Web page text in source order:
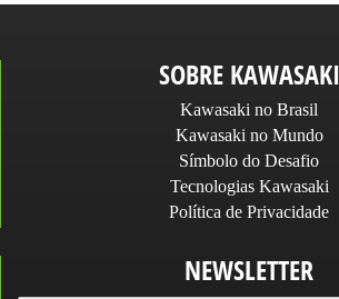
SOBRE KAWASAKI
Kawasaki no Brasil
Kawasaki no Mundo
Símbolo do Desafio
Tecnologias Kawasaki
Política de Privacidade
NEWSLETTER